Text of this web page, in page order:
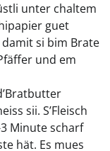
unter chaltem
guet
si bim Brate
und em
sii. S’Fleisch
Minute scharf
hät. Es mues